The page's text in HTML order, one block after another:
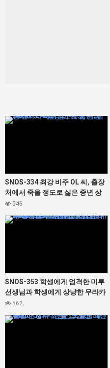
427464
SNOS-334 최강 비주 OL 씨, 출장
처에서 죽을 정도로 싫은 중년 상
사와 아이 방… 세토 칸나
546
427466
SNOS-353 학생에게 엄격한 미루
선생님과 학생에게 상냥한 무라카
미 유카 선생님의 레즈키스 현장
녹는 네쵸리 베로키스 반대 3P 관
562
427458